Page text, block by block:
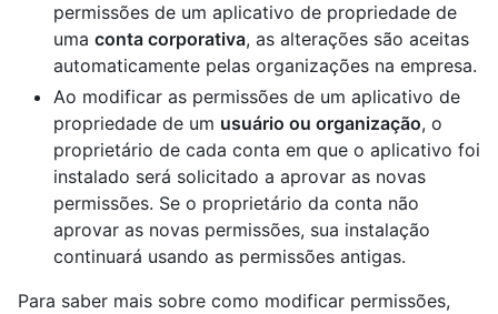
permissões de um aplicativo de propriedade de
uma conta corporativa, as alterações são aceitas
automaticamente pelas organizações na empresa.
Ao modificar as permissões de um aplicativo de
propriedade de um usuário ou organização, o
proprietário de cada conta em que o aplicativo foi
instalado será solicitado a aprovar as novas
permissões. Se o proprietário da conta não
aprovar as novas permissões, sua instalação
continuará usando as permissões antigas.
Para saber mais sobre como modificar permissões,